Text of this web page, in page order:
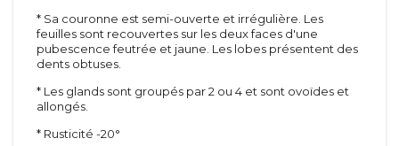
* Sa couronne est semi-ouverte et irrégulière. Les
feuilles sont recouvertes sur les deux faces d'une
pubescence feutrée et jaune. Les lobes présentent des
dents obtuses.
* Les glands sont groupés par 2 ou 4 et sont ovoïdes et
allongés.
* Rusticité -20°